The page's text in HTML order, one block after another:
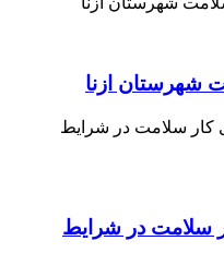
شهرستان ازنا
سلامت در شرایط